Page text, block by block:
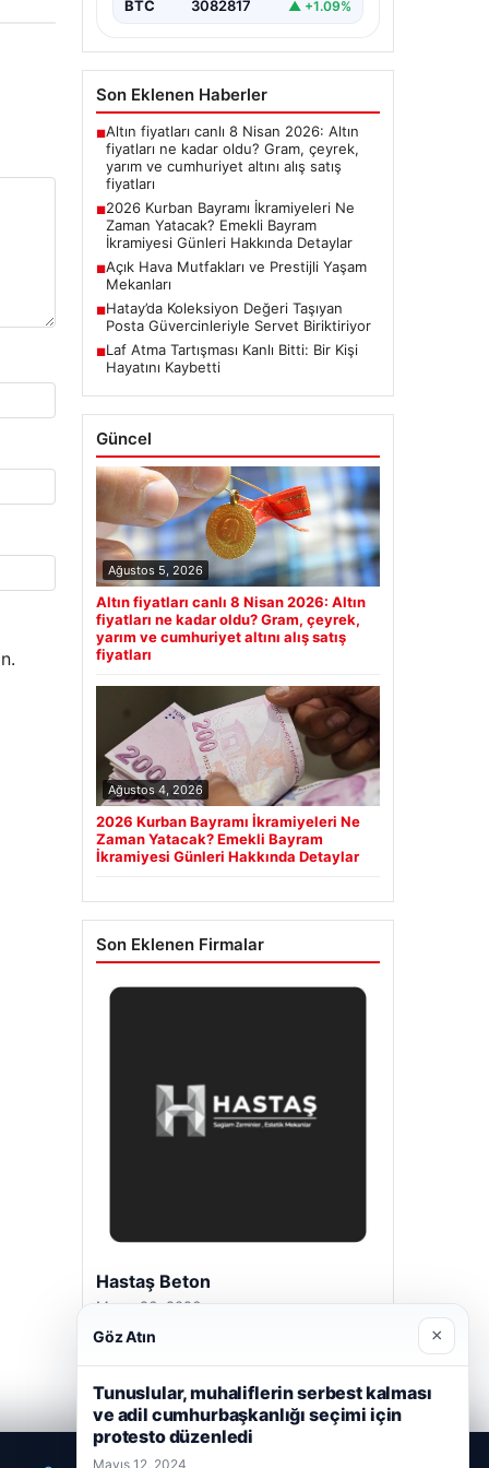
BTC 3082817 ▲ +1.09%
Son Eklenen Haberler
■Altın fiyatları canlı 8 Nisan 2026: Altın
fiyatları ne kadar oldu? Gram, çeyrek,
yarım ve cumhuriyet altını alış satış
fiyatları
■2026 Kurban Bayramı İkramiyeleri Ne
Zaman Yatacak? Emekli Bayram
İkramiyesi Günleri Hakkında Detaylar
■Açık Hava Mutfakları ve Prestijli Yaşam
Mekanları
■Hatay’da Koleksiyon Değeri Taşıyan
Posta Güvercinleriyle Servet Biriktiriyor
■Laf Atma Tartışması Kanlı Bitti: Bir Kişi
Hayatını Kaybetti
Güncel
Ağustos 5, 2026
Altın fiyatları canlı 8 Nisan 2026: Altın
fiyatları ne kadar oldu? Gram, çeyrek,
yarım ve cumhuriyet altını alış satış
fiyatları
Ağustos 4, 2026
2026 Kurban Bayramı İkramiyeleri Ne
Zaman Yatacak? Emekli Bayram
İkramiyesi Günleri Hakkında Detaylar
Son Eklenen Firmalar
Hastaş Beton
Mayıs 26, 2026
Göz Atın ×
Tunuslular, muhaliflerin serbest kalması
ve adil cumhurbaşkanlığı seçimi için
protesto düzenledi
Mayıs 12, 2024